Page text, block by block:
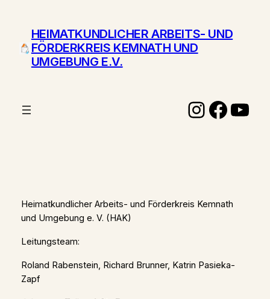
springenHEIMATKUNDLICHER ARBEITS- UND
FÖRDERKREIS KEMNATH UND
UMGEBUNG E.V.
Heimatkundlicher Arbeits- und Förderkreis Kemnath
und Umgebung e. V. (HAK)
Leitungsteam:
Roland Rabenstein, Richard Brunner, Katrin Pasieka-
Zapf